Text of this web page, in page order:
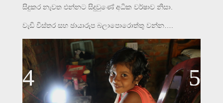
සිදුකර නැවත එන්නට සිදුවුණේ අධික වර්ෂාව නිසා.
වැඩි විස්තර සහ ඡායාරූප බලාපොරොත්තු වන්න….